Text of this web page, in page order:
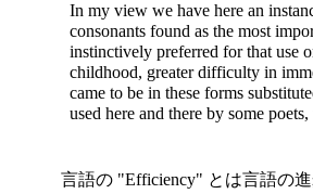
In my view we have here an
consonants found as the most
instinctively preferred for that use
childhood, greater difficulty in
came to be in these forms
used here and there by some
言語の "Efficiency" とは言語の進